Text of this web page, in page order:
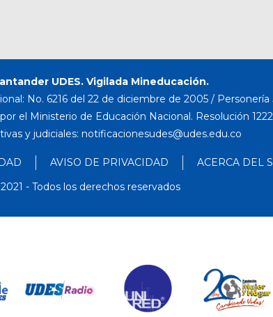
UDES. Vigilada Mineducación.
No. 6216 del 22 de diciembre de 2005 / Personería
el Ministerio de Educación Nacional. Resolución
y judiciales:
AVISO DE PRIVACIDAD
ACERCA DEL
- Todos los derechos reservados